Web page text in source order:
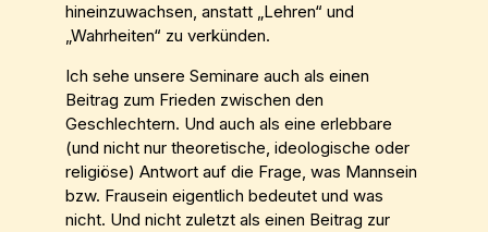
hineinzuwachsen, anstatt „Lehren“ und
„Wahrheiten“ zu verkünden.
Ich sehe unsere Seminare auch als einen
Beitrag zum Frieden zwischen den
Geschlechtern. Und auch als eine erlebbare
(und nicht nur theoretische, ideologische oder
religiöse) Antwort auf die Frage, was Mannsein
bzw. Frausein eigentlich bedeutet und was
nicht. Und nicht zuletzt als einen Beitrag zur